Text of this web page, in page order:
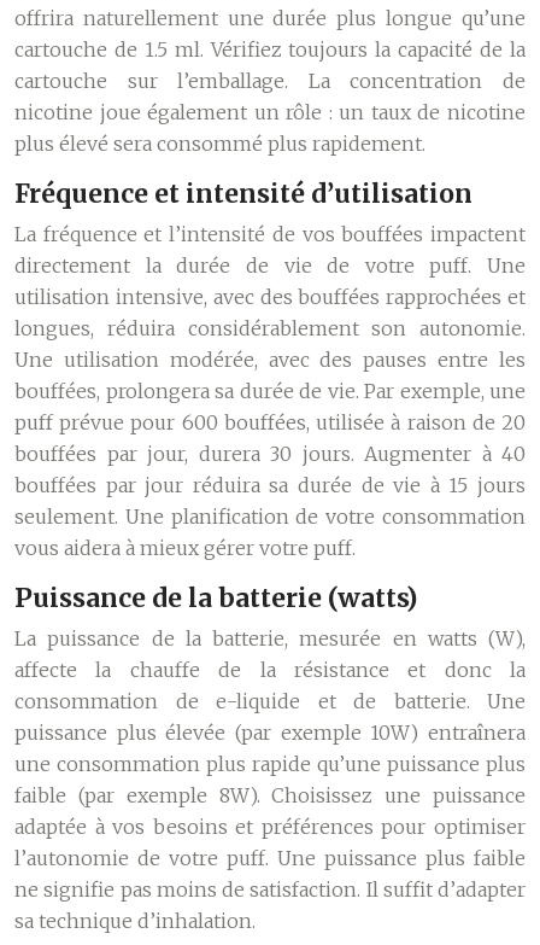
offrira naturellement une durée plus longue qu’une
cartouche de 1.5 ml. Vérifiez toujours la capacité de la
cartouche sur l’emballage. La concentration de
nicotine joue également un rôle : un taux de nicotine
plus élevé sera consommé plus rapidement.
Fréquence et intensité d’utilisation
La fréquence et l’intensité de vos bouffées impactent
directement la durée de vie de votre puff. Une
utilisation intensive, avec des bouffées rapprochées et
longues, réduira considérablement son autonomie.
Une utilisation modérée, avec des pauses entre les
bouffées, prolongera sa durée de vie. Par exemple, une
puff prévue pour 600 bouffées, utilisée à raison de 20
bouffées par jour, durera 30 jours. Augmenter à 40
bouffées par jour réduira sa durée de vie à 15 jours
seulement. Une planification de votre consommation
vous aidera à mieux gérer votre puff.
Puissance de la batterie (watts)
La puissance de la batterie, mesurée en watts (W),
affecte la chauffe de la résistance et donc la
consommation de e-liquide et de batterie. Une
puissance plus élevée (par exemple 10W) entraînera
une consommation plus rapide qu’une puissance plus
faible (par exemple 8W). Choisissez une puissance
adaptée à vos besoins et préférences pour optimiser
l’autonomie de votre puff. Une puissance plus faible
ne signifie pas moins de satisfaction. Il suffit d’adapter
sa technique d’inhalation.